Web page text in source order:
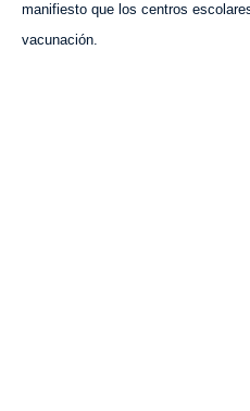
manifiesto que los centros
vacunación.